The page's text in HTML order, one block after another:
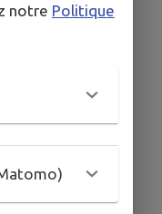
notre Politique